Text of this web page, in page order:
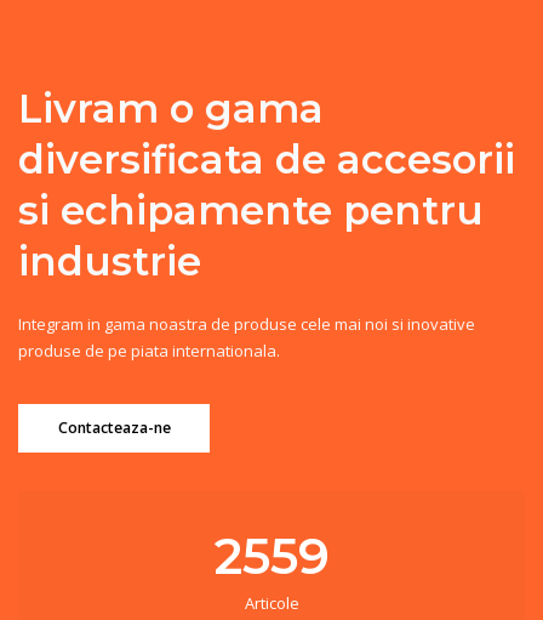
Livram o gama
diversificata de accesorii
si echipamente pentru
industrie
Integram in gama noastra de produse cele mai noi si inovative
produse de pe piata internationala.
Contacteaza-ne
2559
Articole